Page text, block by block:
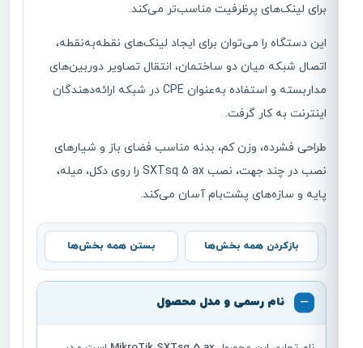
برای لینک‌های پرظرفیت مناسب‌تر می‌کند.
این دستگاه را می‌توان برای ایجاد لینک‌های نقطه‌به‌نقطه،
اتصال شبکه میان دو ساختمان، انتقال تصاویر دوربین‌های
مداربسته و استفاده به‌عنوان CPE در شبکه ارائه‌دهندگان
اینترنت به کار گرفت.
طراحی فشرده، وزن کم، بدنه مناسب فضای باز و شیارهای
نصب در چند جهت، نصب SXTsq 5 ax را روی دکل، میله،
پایه و سازه‌های پشت‌بام آسان می‌کند.
بازکردن همه بخش‌ها بستن همه بخش‌ها
نام رسمی و مدل محصول